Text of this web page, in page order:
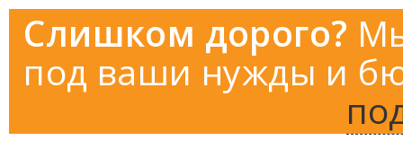
Слишком дорого?
под ваши нужды и